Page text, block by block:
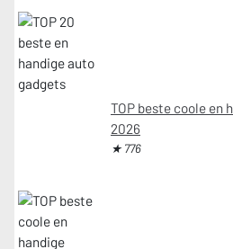
TOP beste coole en
2026
★ 776